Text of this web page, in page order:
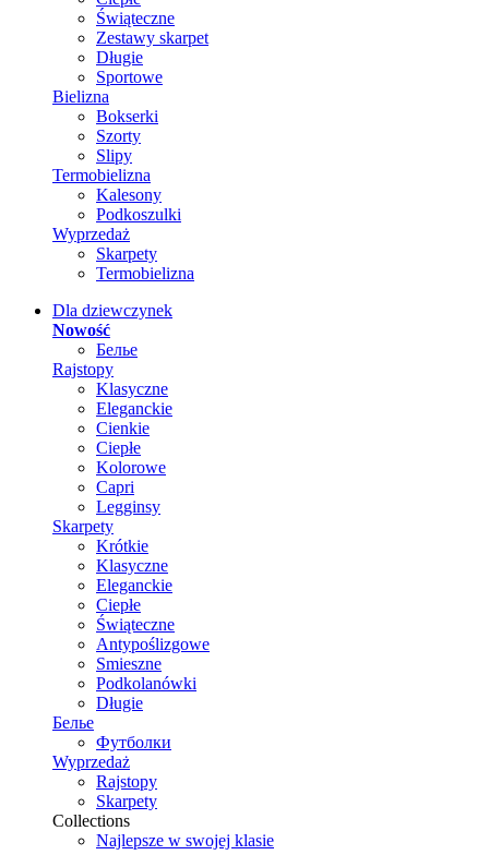
Świąteczne
Zestawy skarpet
Długie
Sportowe
Bielizna
Bokserki
Szorty
Slipy
Termobielizna
Kalesony
Podkoszulki
Wyprzedaż
Skarpety
Termobielizna
Dla dziewczynek
Nowość
Белье
Rajstopy
Klasyczne
Eleganckie
Cienkie
Ciepłe
Kolorowe
Capri
Legginsy
Skarpety
Krótkie
Klasyczne
Eleganckie
Ciepłe
Świąteczne
Antypoślizgowe
Smieszne
Podkolanówki
Długie
Белье
Футболки
Wyprzedaż
Rajstopy
Skarpety
Collections
Najlepsze w swojej klasie